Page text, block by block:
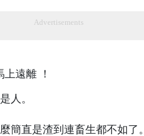
Advertisements
人。
簡直是渣到連畜生都不如了。